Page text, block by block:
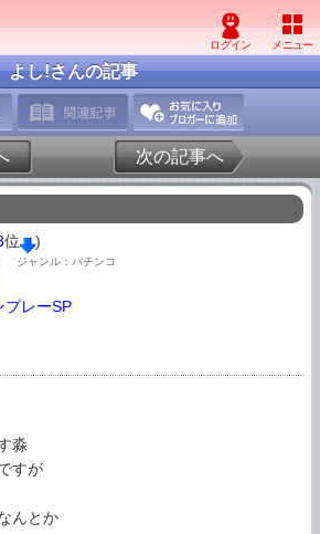
よし!さんの記事
次の記事へ
位 )
ジャンル：パチンコ
プレーSP
淼
すが
んとか